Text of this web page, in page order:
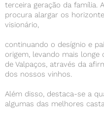
terceira geração da família.
procura alargar os
visionário,
continuando o desígnio e
origem, levando mais longe
de Valpaços, através da
dos nossos vinhos.
Além disso, destaca-se a
algumas das melhores